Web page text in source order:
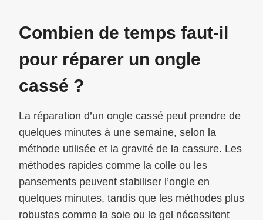
Combien de temps faut-il
pour réparer un ongle
cassé ?
La réparation d’un ongle cassé peut prendre de
quelques minutes à une semaine, selon la
méthode utilisée et la gravité de la cassure. Les
méthodes rapides comme la colle ou les
pansements peuvent stabiliser l’ongle en
quelques minutes, tandis que les méthodes plus
robustes comme la soie ou le gel nécessitent